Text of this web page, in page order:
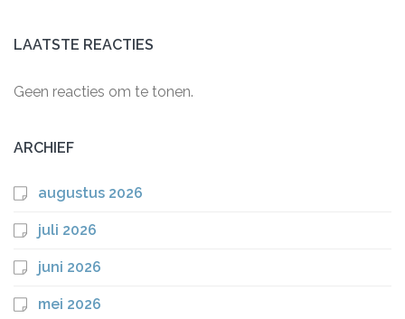
LAATSTE REACTIES
Geen reacties om te tonen.
ARCHIEF
augustus 2026
juli 2026
juni 2026
mei 2026